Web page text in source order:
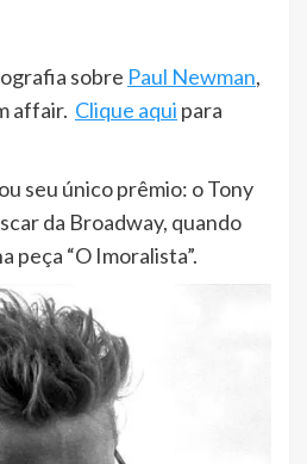
sobre Paul Newman,
affair. Clique aqui para
seu único prêmio: o Tony
da Broadway, quando
peça “O Imoralista”.